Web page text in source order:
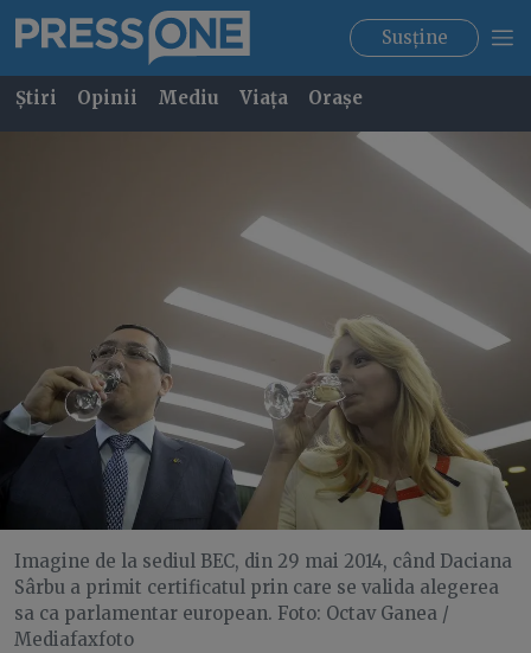
Susține
Știri Opinii Mediu Viața Orașe
Imagine de la sediul BEC, din 29 mai 2014, când Daciana
Sârbu a primit certificatul prin care se valida alegerea
sa ca parlamentar european. Foto: Octav Ganea /
Mediafaxfoto